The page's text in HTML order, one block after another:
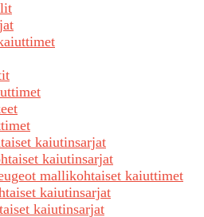
kaiutinsarjat
kaiutinsarjat
mallikohtaiset kaiuttimet
kaiutinsarjat
kaiutinsarjat